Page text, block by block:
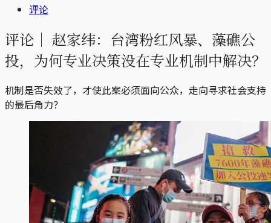
评论
评论｜ 赵家纬：台湾粉红风暴、藻礁公
投，为何专业决策没在专业机制中解决？
机制是否失效了，才使此案必须面向公众，走向寻求社会支持
的最后角力？